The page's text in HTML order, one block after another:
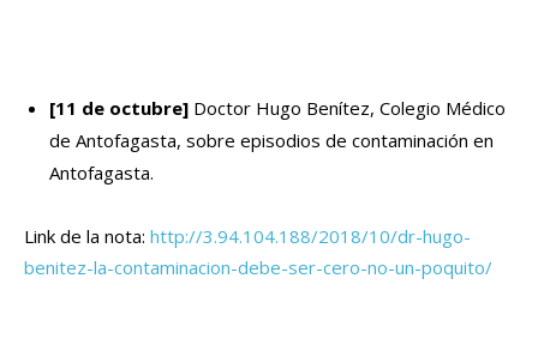
[11 de octubre] Doctor Hugo Benítez, Colegio Médico
de Antofagasta, sobre episodios de contaminación en
Antofagasta.
Link de la nota: http://3.94.104.188/2018/10/dr-hugo-
benitez-la-contaminacion-debe-ser-cero-no-un-poquito/